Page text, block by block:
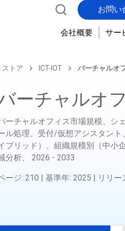
お問い
会社概要 サー
ストア ICT-IOT バーチャルオ
ーチャルオ
ーチャルオフィス市場規模、シ
ル処理、受付/仮想アシスタン
ブリッド）、組織規模別（中小
分析、
2026 - 2033
ージ: 210 | 基準年: 2025 | リリー